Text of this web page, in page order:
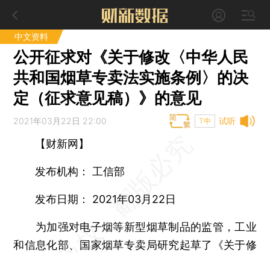
中文资料
公开征求对《关于修改〈中华人民
共和国烟草专卖法实施条例〉的决
定（征求意见稿）》的意见
试听
2021年03月22日 22:00 T中
【财新网】
发布机构： 工信部
发布日期： 2021年03月22日
为加强对电子烟等新型烟草制品的监管，工业
和信息化部、国家烟草专卖局研究起草了《关于修